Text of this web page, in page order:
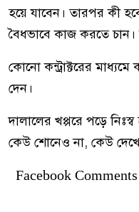
হয়ে যাবেন। তারপর কী
বৈধভাবে কাজ করতে চান।
কোনো কন্ট্রাক্টরের
দেন।
দালালের খপ্পরে পড়ে
কেউ শোনেও না, কেউ
Facebook